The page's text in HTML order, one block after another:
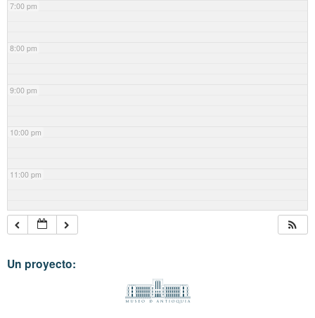
7:00 pm
8:00 pm
9:00 pm
10:00 pm
11:00 pm
Un proyecto: